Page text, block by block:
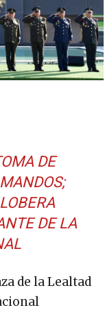
DE
DE LA
de la Lealtad